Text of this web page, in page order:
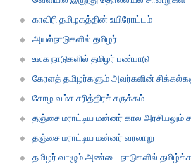
காவிரி தமிழகத்தின் உயிரோட்டம்
அயல்நாடுகளில் தமிழர்
உலக நாடுகளில் தமிழர் பண்பாடு
கேரளத் தமிழர்களும் அவர்களின்
சோழ வம்ச சரித்திரச் சுருக்கம்
தஞ்சை மராட்டிய மன்னர் கால அரசியலும்
தஞ்சை மராட்டிய மன்னர் வரலாறு
தமிழர் வாழும் அண்டை நாடுகளில்